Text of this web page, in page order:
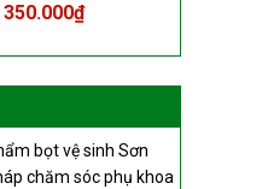
350.000₫
bọt vệ sinh Sơn
chăm sóc phụ khoa